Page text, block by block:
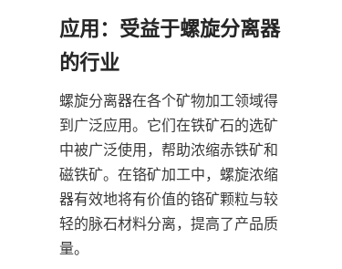
应用：受益于螺旋分离器
的行业
螺旋分离器在各个矿物加工领域得
到广泛应用。它们在铁矿石的选矿
中被广泛使用，帮助浓缩赤铁矿和
磁铁矿。在铬矿加工中，螺旋浓缩
器有效地将有价值的铬矿颗粒与较
轻的脉石材料分离，提高了产品质
量。